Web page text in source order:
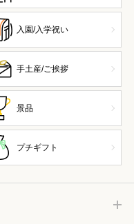
入園/入学祝い
手土産/ご挨拶
景品
プチギフト